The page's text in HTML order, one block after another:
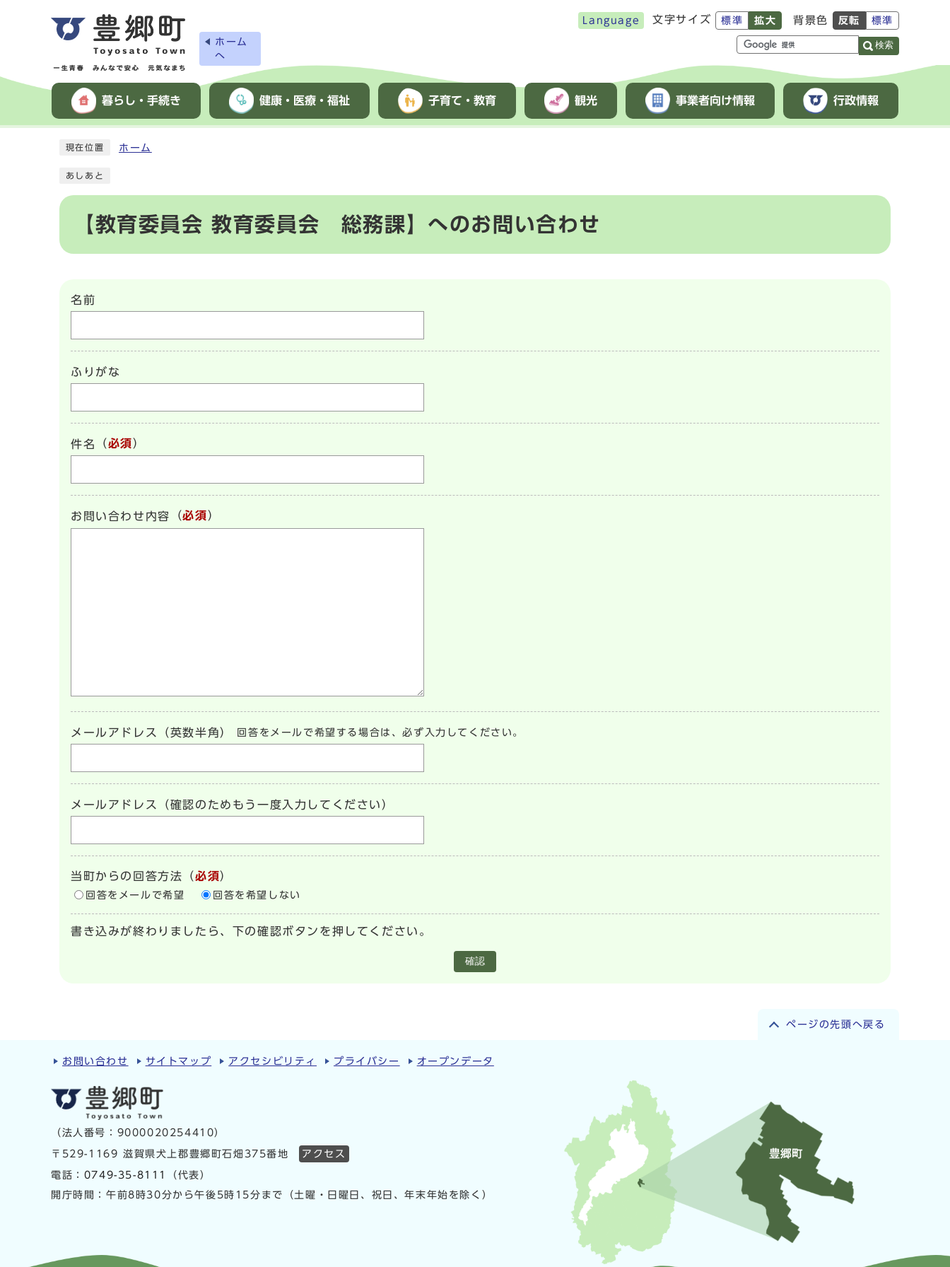
ホーム
へ
Language 文字サイズ 標準 拡大 背景色 反転 標準
検索
暮らし・手続き 健康・医療・福祉 子育て・教育 観光 事業者向け情報 行政情報
現在位置 ホーム
あしあと
【教育委員会 教育委員会 総務課】へのお問い合わせ
名前
ふりがな
件名 （必須）
お問い合わせ内容 （必須）
メールアドレス（英数半角） 回答をメールで希望する場合は、必ず入力してください。
メールアドレス（確認のためもう一度入力してください）
当町からの回答方法 （必須）
回答をメールで希望 回答を希望しない
書き込みが終わりましたら、下の確認ボタンを押してください。
確認
ページの先頭へ戻る
お問い合わせ サイトマップ アクセシビリティ プライバシー オープンデータ
（法人番号：9000020254410）
〒529-1169 滋賀県犬上郡豊郷町石畑375番地 アクセス
電話： 0749-35-8111
（代表）
開庁時間：午前8時30分から午後5時15分まで（土曜・日曜日、祝日、年末年始を除く）